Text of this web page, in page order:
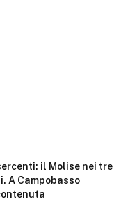
il Molise nei tre
A Campobasso